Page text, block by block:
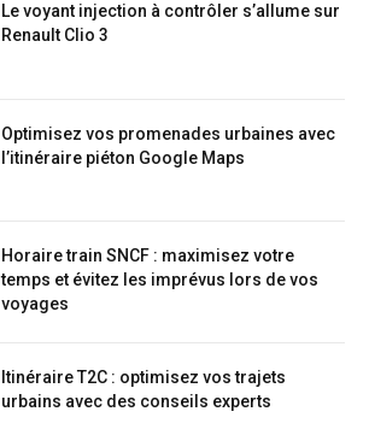
Le voyant injection à contrôler s’allume sur
Renault Clio 3
Optimisez vos promenades urbaines avec
l’itinéraire piéton Google Maps
Horaire train SNCF : maximisez votre
temps et évitez les imprévus lors de vos
voyages
Itinéraire T2C : optimisez vos trajets
urbains avec des conseils experts